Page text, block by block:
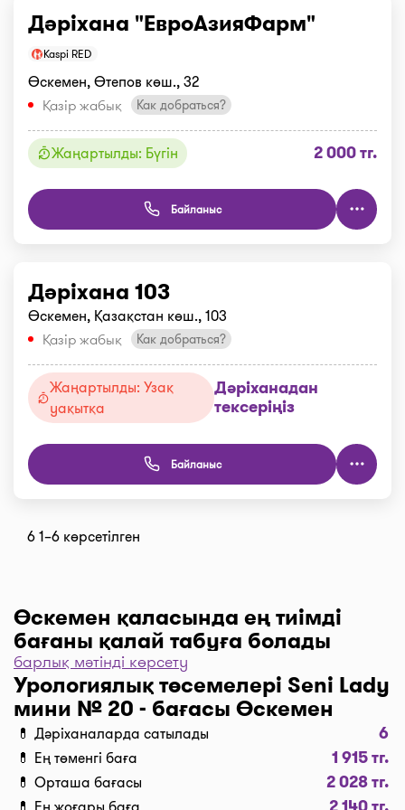
Дәріхана "ЕвроАзияФарм"
Kaspi RED
Өскемен, Өтепов көш., 32
Қазір жабық
Как добраться?
Жаңартылды: Бүгін 2 000 тг.
Байланыс
Дәріхана 103
Өскемен, Қазақстан көш., 103
Қазір жабық
Как добраться?
Жаңартылды: Узақ
уақытқа
Дәріханадан
тексеріңіз
Байланыс
6 1–6 көрсетілген
Өскемен қаласында ең тиімді
бағаны қалай табуға болады
Дәріханаларды баға бойынша іріктеу үшін “Сүзгі”
түймесін, одан әрі “Бағасы бойынша, 1… бастап
…” және “Таңдау” деген түймені басыңыз.
Дәріханадағы ең төмен баға сіздің алдыңызда. I-
teka сервисінің көмегімен үнемдеңіз!
Жеткізу
барлық мәтінді көрсету
Урологиялық төсемелері Seni Lady
мини № 20 - бағасы Өскемен
💊 Дәріханаларда сатылады 6
💊 Ең төменгі баға 1 915 тг.
💊 Орташа бағасы 2 028 тг.